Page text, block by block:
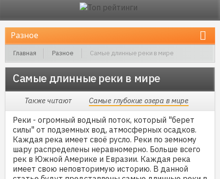
Главная Разное Самые длинные реки в мире
Самые длинные реки в мире
Также читают Самые глубокие озера в мире
Реки - огромный водный поток, который "берет
силы" от подземных вод, атмосферных осадков.
Каждая река имеет своё русло. Реки по земному
шару распределены неравномерно. Больше всего
рек в Южной Америке и Евразии. Каждая река
имеет свою неповторимую историю. В данной